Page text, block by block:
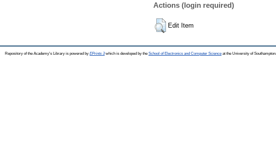
Actions (login required)
Edit Item
Repository of the Academy's Library is powered by EPrints 3which is developed by the School of Electronics and Computer Science at the University of Southampton.